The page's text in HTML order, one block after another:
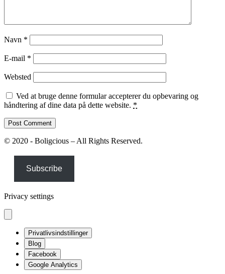
Navn *
E-mail *
Websted
Ved at bruge denne formular accepterer du opbevaring og
håndtering af dine data på dette website. *
© 2020 - Boligcious – All Rights Reserved.
Subscribe
Privacy settings
Privatlivsindstillinger
Blog
Facebook
Google Analytics